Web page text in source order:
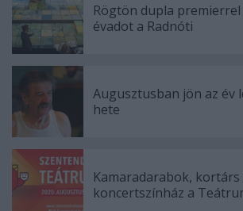
Rögtön dupla premierrel
évadot a Radnóti
Augusztusban jön az év
hete
Kamaradarabok, kortárs
koncertszínház a